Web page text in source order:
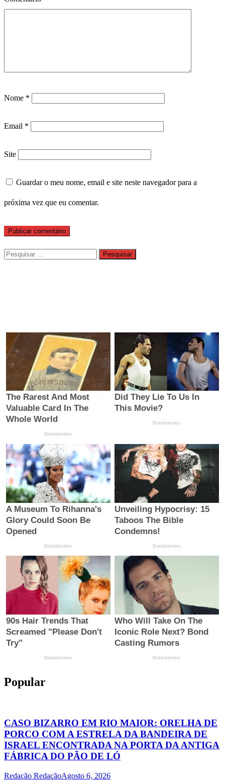
Nome *
Email *
Site
Guardar o meu nome, email e site neste navegador para a
próxima vez que eu comentar.
Pesquisar
por:
Popular
CASO BIZARRO EM RIO MAIOR: ORELHA DE
PORCO COM A ESTRELA DA BANDEIRA DE
ISRAEL ENCONTRADA NA PORTA DA ANTIGA
FÁBRICA DO PÃO DE LÓ
Redação RedaçãoAgosto 6, 2026